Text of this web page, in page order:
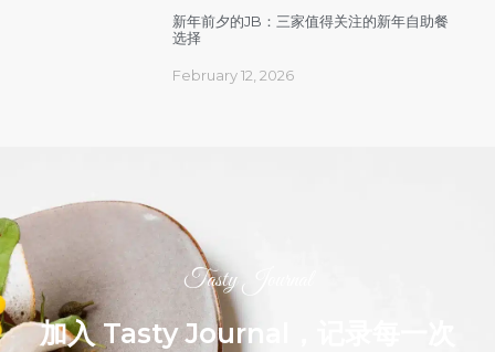
新年前夕的JB：三家值得关注的新年自助餐
选择
February 12, 2026
Tasty Journal
加入 Tasty Journal，记录每一次